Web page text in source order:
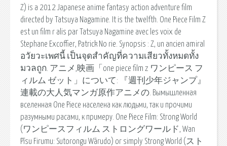
Z) is a 2012 Japanese anime fantasy action adventure film
directed by Tatsuya Nagamine. It is the twelfth. One Piece Film Z
est un film r alis par Tatsuya Nagamine avec les voix de
Stephane Excoffier, Patrick No rie. Synopsis : Z, un ancien amiral
อวัยวะเพศนี้ เป็นจุดสำคัญที่ความเสียวทั้งหมดทั้ง
มวลถูก. アニメ,映画「one piece film z ワンピース フ
ィルム ゼット」について: 『週刊少年ジャンプ』
連載の大人気マンガ原作アニメの. Вымышленная
вселенная One Piece населена как людьми, так и прочими
разумными расами, к примеру. One Piece Film: Strong World
(ワンピースフィルム ストロングワールド, Wan
Pīsu Firumu: Sutorongu Wārudo) or simply Strong World (スト